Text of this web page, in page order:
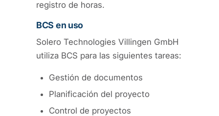
registro de horas.
BCS en uso
Solero Technologies Villingen GmbH
utiliza BCS para las siguientes tareas:
Gestión de documentos
Planificación del proyecto
Control de proyectos